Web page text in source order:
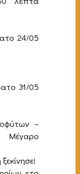
24/05
31/05
–
Μέγαρο